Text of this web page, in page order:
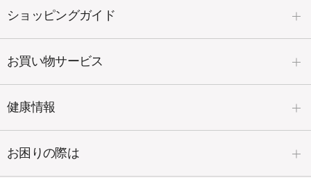
ショッピングガイド
お買い物サービス
健康情報
お困りの際は